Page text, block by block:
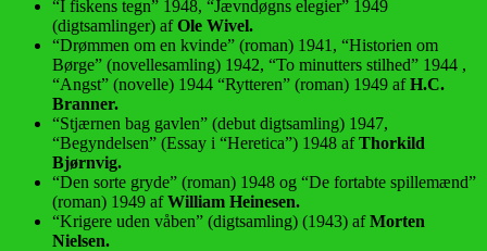
“I fiskens tegn” 1948, “Jævndøgns elegier” 1949
(digtsamlinger) afOle Wivel.
“Drømmen om en kvinde” (roman) 1941, “Historien om
Børge” (novellesamling) 1942, “To minutters stilhed” 1944 ,
“Angst” (novelle) 1944 “Rytteren” (roman) 1949 afH.C.
Branner.
“Stjærnen bag gavlen” (debut digtsamling) 1947,
“Begyndelsen” (Essay i “Heretica”) 1948 afThorkild
Bjørnvig.
“Den sorte gryde” (roman) 1948 og “De fortabte spillemænd”
(roman) 1949 afWilliam Heinesen.
“Krigere uden våben” (digtsamling) (1943) afMorten
Nielsen.